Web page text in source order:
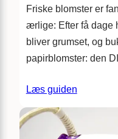
Friske blomster er
ærlige: Efter få dage
bliver grumset, og
papirblomster: den
Læs guiden